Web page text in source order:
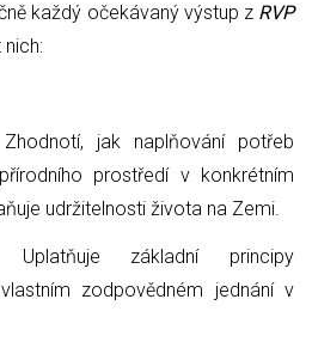
každý očekávaný výstup z RVP
nich:
Zhodnotí, jak naplňování potřeb
prostředí v konkrétním
udržitelnosti života na Zemi.
Uplatňuje základní principy
zodpovědném jednání v